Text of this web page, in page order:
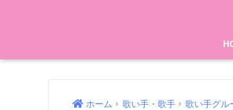
ホーム 歌い手・歌手 歌い手グル